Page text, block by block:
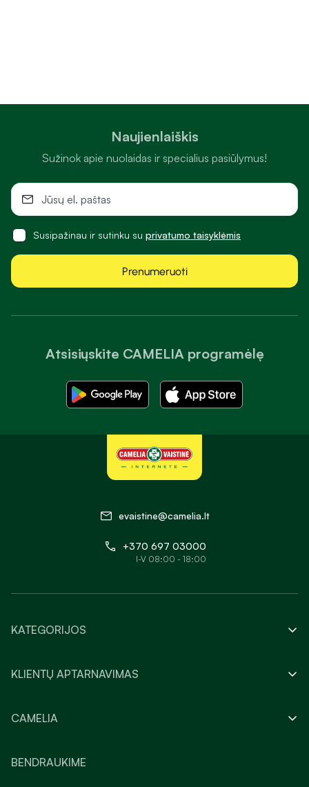
Atsisiųskite CAMELIA programėlę
Naujienlaiškis
Sužinok apie nuolaidas ir specialius pasiūlymus!
Susipažinau ir sutinku su privatumo taisyklėmis
Prenumeruoti
evaistine@camelia.lt
+370 697 03000
I-V 08:00 - 18:00
KATEGORIJOS
KLIENTŲ APTARNAVIMAS
CAMELIA
BENDRAUKIME